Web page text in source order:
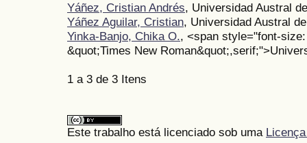
Yáñez, Cristian Andrés, Universidad Austral
Yáñez Aguilar, Cristian, Universidad Austral
Yinka-Banjo, Chika O., <span style="font-
&quot;Times New
1 a 3 de 3 Itens
Este trabalho está licenciado sob uma